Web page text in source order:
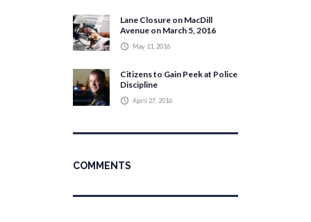
Lane Closure on MacDill
Avenue on March 5, 2016
May 11, 2016
Citizens to Gain Peek at Police
Discipline
April 27, 2016
COMMENTS